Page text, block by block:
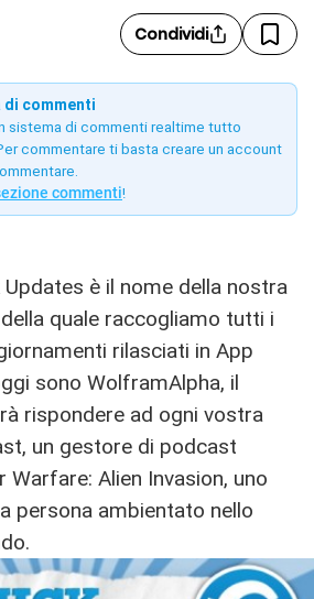
Condividi
di commenti
sistema di commenti realtime tutto
commentare ti basta creare un account
commenti!
Updates è il nome della nostra
quale raccogliamo tutti i
rilasciati in App
sono WolframAlpha, il
rispondere ad ogni vostra
un gestore di podcast
Warfare: Alien Invasion, uno
persona ambientato nello